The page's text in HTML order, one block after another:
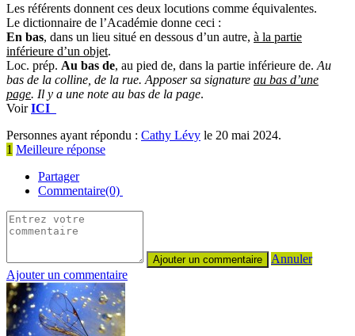
Les référents donnent ces deux locutions comme équivalentes.
Le dictionnaire de l’Académie donne ceci :
En bas, dans un lieu situé en dessous d’un autre, à la partie
inférieure d’un objet.
Loc. prép. Au bas de, au pied de, dans la partie inférieure de. Au
bas de la colline, de la rue. Apposer sa signature au bas d’une
page. Il y a une note au bas de la page.
VoirICI
Personnes ayant répondu : Cathy Lévy le 20 mai 2024.
1 Meilleure réponse
Partager
Commentaire(0)
Annuler
Ajouter un commentaire